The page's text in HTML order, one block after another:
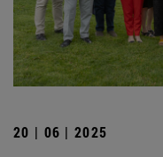
20 | 06 | 2025